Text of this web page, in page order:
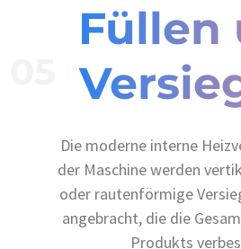
Füllen
Die moderne interne
der Maschine werden
oder rautenförmige
angebracht, die die
Produkts